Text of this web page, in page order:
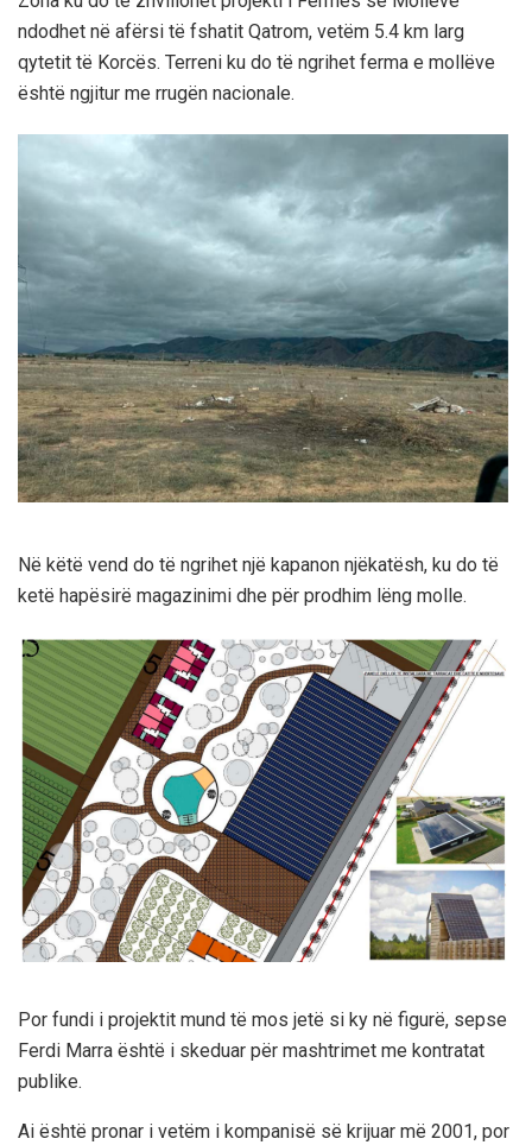
ndodhet në afërsi të fshatit Qatrom, vetëm 5.4 km larg
qytetit të Korcës. Terreni ku do të ngrihet ferma e mollëve
është ngjitur me rrugën nacionale.
Në këtë vend do të ngrihet një kapanon njëkatësh, ku do të
ketë hapësirë magazinimi dhe për prodhim lëng molle.
Por fundi i projektit mund të mos jetë si ky në figurë, sepse
Ferdi Marra është i skeduar për mashtrimet me kontratat
publike.
Ai është pronar i vetëm i kompanisë së krijuar më 2001, por